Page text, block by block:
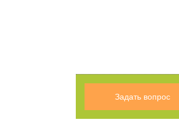
Задать вопрос